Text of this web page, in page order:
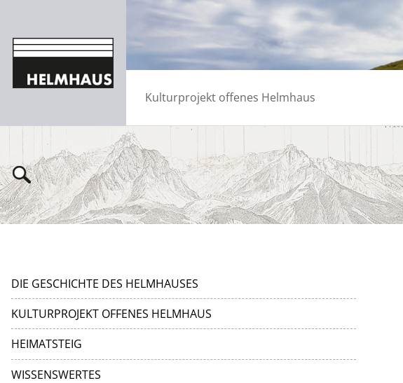
Kulturprojekt offenes Helmhaus
DIE GESCHICHTE DES HELMHAUSES
KULTURPROJEKT OFFENES HELMHAUS
HEIMATSTEIG
WISSENSWERTES